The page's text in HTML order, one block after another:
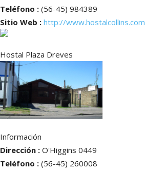
Teléfono : (56-45) 984389
Sitio Web : http://www.hostalcollins.com
Hostal Plaza Dreves
Información
Dirección : O'Higgins 0449
Teléfono : (56-45) 260008